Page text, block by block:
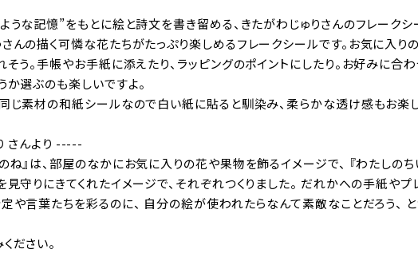
うな記憶”をもとに絵と詩文を書き留める、きたがわじゅりさんのフレークシ
んの描く可憐な花たちがたっぷり楽しめるフレークシールです。お気に入り
そう。手帳やお手紙に添えたり、ラッピングのポイントにしたり。お好みに
か選ぶのも楽しいですよ。
じ素材の和紙シールなので白い紙に貼ると馴染み、柔らかな透け感もお楽
さんより -----
ね』は、部屋のなかにお気に入りの花や果物を飾るイメージで、 『わたしの
守りにきてくれたイメージで、それぞれつくりました。 だれかへの手紙や
や言葉たちを彩るのに、 自分の絵が使われたらなんて素敵なことだろう、
ださい。